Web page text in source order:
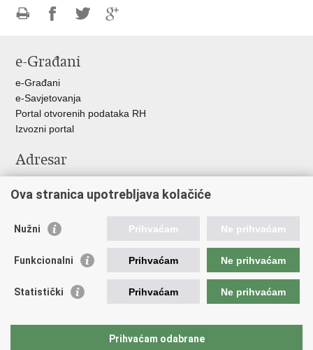
FacebookuTwitteru
e-Građani
e-Građani
e-Savjetovanja
Portal otvorenih podataka RH
Izvozni portal
Adresar
Adresar tijela javne vlasti
Popis dužnosnika u RH
Važne poveznice
Agencija za lijekove i medicinske proizvode
Hrvatski zavod za javno zdravstvo
Hrvatski zavod za hitnu medicinu
Ova stranica upotrebljava kolačiće
Nužni Prihvaćam Ne prihvaćam
Funkcionalni Prihvaćam Ne prihvaćam
Statistički Prihvaćam Ne prihvaćam
Prihvaćam odabrane